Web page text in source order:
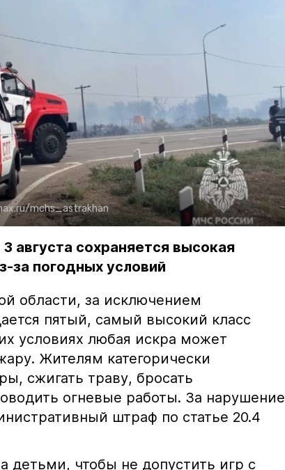
mchs_astrakhan
августа сохраняется высокая
за погодных условий
области, за исключением
пятый, самый высокий класс
условиях любая искра может
Жителям категорически
сжигать траву, бросать
огневые работы. За нарушение
штраф по статье 20.4
детьми, чтобы не допустить игр с